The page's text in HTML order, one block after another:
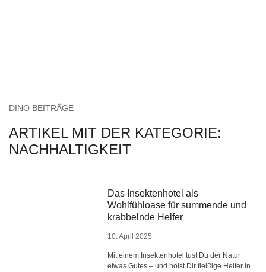
DINO BEITRÄGE
ARTIKEL MIT DER KATEGORIE:
NACHHALTIGKEIT
Das Insektenhotel als
Wohlfühloase für summende und
krabbelnde Helfer
10. April 2025
Mit einem Insektenhotel tust Du der Natur
etwas Gutes – und holst Dir fleißige Helfer in